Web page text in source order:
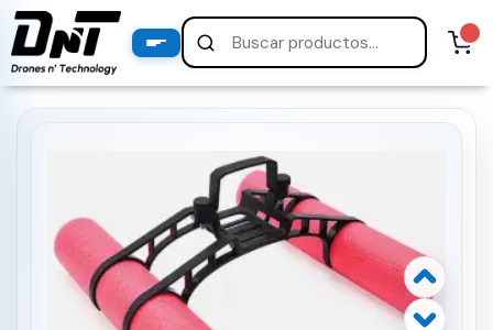
PRODUCTOS
productos destacados